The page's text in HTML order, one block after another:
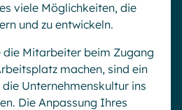
viele Möglichkeiten, die
und zu entwickeln.
die Mitarbeiter beim Zugang
machen, sind ein
Unternehmenskultur ins
Die Anpassung Ihres